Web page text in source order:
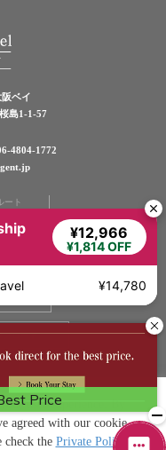
阪ベイ
島1-1-57
4804-1772
ート
お問い合わせ
ド
ンロード
¥12,966
¥1,814 OFF
¥14,780
user experience. By
agreed with our cookie
check the Private Policy .